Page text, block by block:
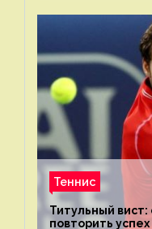
Теннис
Титульный
повторить